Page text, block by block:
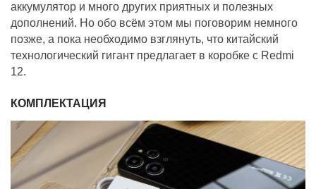
аккумулятор и много других приятных и полезных
дополнений. Но обо всём этом мы поговорим немного
позже, а пока необходимо взглянуть, что китайский
технологический гигант предлагает в коробке с Redmi
12.
КОМПЛЕКТАЦИЯ